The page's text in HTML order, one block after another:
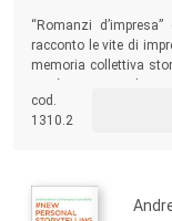
“Romanzi
racconto le vite di
memoria collettiva
laboratorio di
Società Benefit
cod.
1310.2